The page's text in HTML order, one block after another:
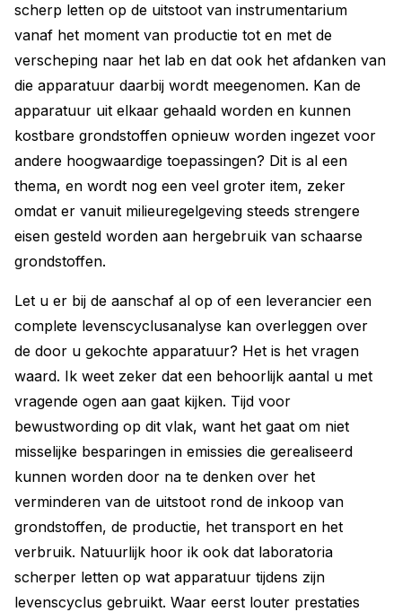
scherp letten op de uitstoot van instrumentarium
vanaf het moment van productie tot en met de
verscheping naar het lab en dat ook het afdanken van
die apparatuur daarbij wordt meegenomen. Kan de
apparatuur uit elkaar gehaald worden en kunnen
kostbare grondstoffen opnieuw worden ingezet voor
andere hoogwaardige toepassingen? Dit is al een
thema, en wordt nog een veel groter item, zeker
omdat er vanuit milieuregelgeving steeds strengere
eisen gesteld worden aan hergebruik van schaarse
grondstoffen.
Let u er bij de aanschaf al op of een leverancier een
complete levenscyclusanalyse kan overleggen over
de door u gekochte apparatuur? Het is het vragen
waard. Ik weet zeker dat een behoorlijk aantal u met
vragende ogen aan gaat kijken. Tijd voor
bewustwording op dit vlak, want het gaat om niet
misselijke besparingen in emissies die gerealiseerd
kunnen worden door na te denken over het
verminderen van de uitstoot rond de inkoop van
grondstoffen, de productie, het transport en het
verbruik. Natuurlijk hoor ik ook dat laboratoria
scherper letten op wat apparatuur tijdens zijn
levenscyclus gebruikt. Waar eerst louter prestaties